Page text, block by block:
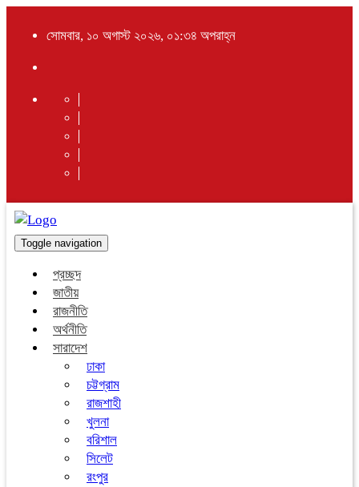
সোমবার, ১০ অগাস্ট ২০২৬, ০১:৩৪ অপরাহ্ন
Toggle navigation
প্রচ্ছদ
জাতীয়
রাজনীতি
অর্থনীতি
সারাদেশ
ঢাকা
চট্টগ্রাম
রাজশাহী
খুলনা
বরিশাল
সিলেট
রংপুর